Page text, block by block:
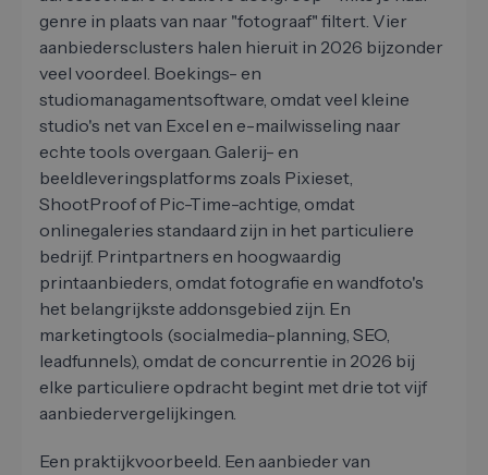
genre in plaats van naar "fotograaf" filtert. Vier
aanbiedersclusters halen hieruit in 2026 bijzonder
veel voordeel. Boekings- en
studiomanagamentsoftware, omdat veel kleine
studio's net van Excel en e-mailwisseling naar
echte tools overgaan. Galerij- en
beeldleveringsplatforms zoals Pixieset,
ShootProof of Pic-Time-achtige, omdat
onlinegaleries standaard zijn in het particuliere
bedrijf. Printpartners en hoogwaardig
printaanbieders, omdat fotografie en wandfoto's
het belangrijkste addonsgebied zijn. En
marketingtools (socialmedia-planning, SEO,
leadfunnels), omdat de concurrentie in 2026 bij
elke particuliere opdracht begint met drie tot vijf
aanbiedervergelijkingen.
Een praktijkvoorbeeld. Een aanbieder van